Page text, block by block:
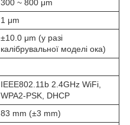
300 ~ 800 μm
1 μm
±10.0 μm (у разі
калібрувальної моделі ока)
IEEE802.11b 2.4GHz WiFi,
WPA2-PSK, DHCP
83 mm (±3 mm)